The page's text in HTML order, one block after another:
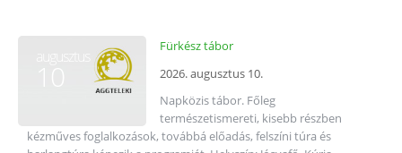
augusztus
10
Fürkész tábor
2026. augusztus 10.
Napközis tábor. Főleg
természetismereti, kisebb részben
kézműves foglalkozások, továbbá előadás, felszíni túra és